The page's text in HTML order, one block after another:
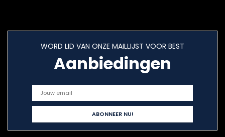
WORD LID VAN ONZE MAILLIJST VOOR BEST
Aanbiedingen